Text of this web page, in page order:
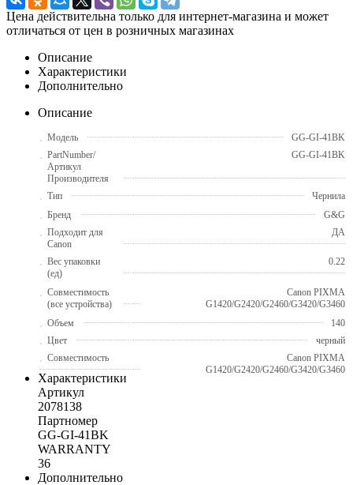
Цена действительна только для интернет-магазина и может
отличаться от цен в розничных магазинах
Описание
Характеристики
Дополнительно
Описание
Модель
GG-GI-41BK
PartNumber/
Артикул
Производителя
GG-GI-41BK
Тип
Чернила
Бренд
G&G
Подходит для
Canon
ДА
Вес упаковки
(ед)
0.22
Совместимость
(все устройства)
Canon PIXMA
G1420/G2420/G2460/G3420/G3460
Объем
140
Цвет
черный
Совместимость
Canon PIXMA
G1420/G2420/G2460/G3420/G3460
Характеристики
Артикул
2078138
Партномер
GG-GI-41BK
WARRANTY
36
Дополнительно